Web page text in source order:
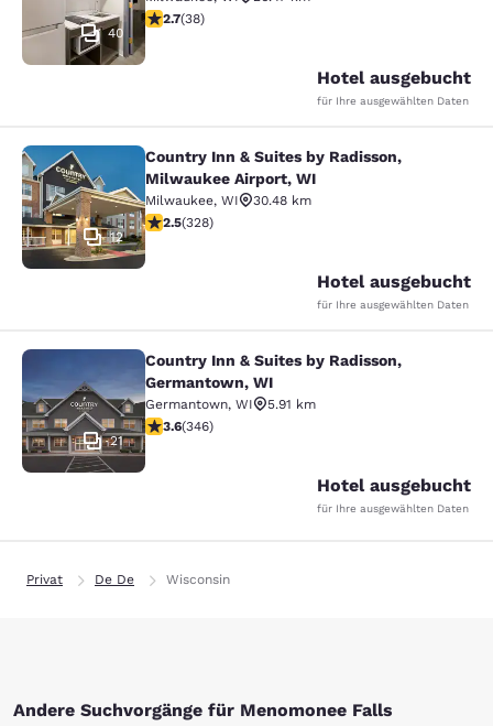
40
2.66-Sterne-Bewertung. Mittelmäßig. 38 Bewertungen
2.7(38)
Hotel ausgebucht
für Ihre ausgewählten Daten
Country Inn & Suites by Radisson,
12
Country Inn & Suites by Radisson,
Milwaukee Airport, WI
Milwaukee, WI
30.48 km
2.45-Sterne-Bewertung. Mittelmäßig. 328
2.5(328)
Hotel ausgebucht
für Ihre ausgewählten Daten
Country Inn & Suites by Radisson,
21
Country Inn & Suites by Radisson,
Germantown, WI
Germantown, WI
5.91 km
3.63-Sterne-Bewertung. Gut. 346 Bewertungen
3.6(346)
Hotel ausgebucht
für Ihre ausgewählten Daten
Privat De De Wisconsin
Andere Suchvorgänge für Menomonee Falls